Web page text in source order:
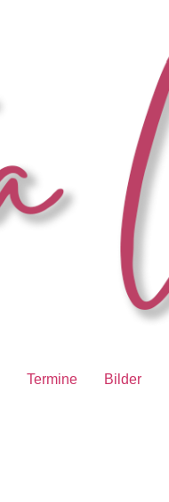
Termine Bilder